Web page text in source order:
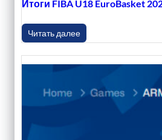
Итоги FIBA U18 EuroBasket
Читать далее